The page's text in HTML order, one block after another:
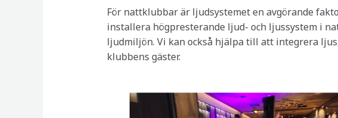
För nattklubbar är ljudsystemet en avgörande
installera högpresterande ljud- och ljussystem i
ljudmiljön. Vi kan också hjälpa till att integrera
klubbens gäster.